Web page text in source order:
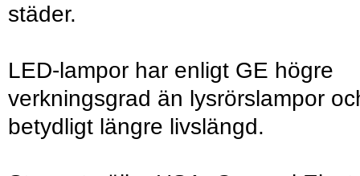
städer.
LED-lampor har enligt GE högre
verkningsgrad än lysrörslampor
betydligt längre livslängd.